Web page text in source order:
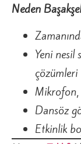
Neden
Yeni nesil
çözümleri
Mikrofon,
Dansöz
Etkinlik